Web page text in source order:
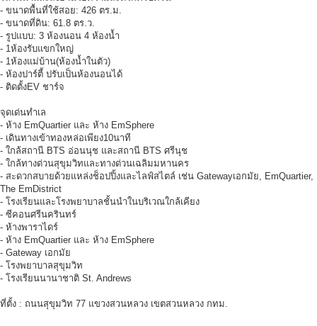
- ขนาดพื้นที่ใช้สอย: 426 ตร.ม.
- ขนาดที่ดิน: 61.8 ตร.ว.
- รูปแบบ: 3 ห้องนอน 4 ห้องน้ำ
- 1ห้องรับแขกใหญ่
- 1ห้องแม่บ้าน(ห้องน้ำในตัว)
- ห้องปาร์ตี้ ปรับเป็นห้องนอนได้
- ติดตั้งEV ชาร์จ
จุดเด่นทำเล
- ห้าง EmQuartier และ ห้าง EmSphere
- เดินทางเข้าทองหล่อเพียง10นาที
- ใกล้สถานี BTS อ่อนนุช และสถานี BTS ศรีนุช
- ใกล้ทางด่วนสุขุมวิทและทางด่วนเฉลิมมหานคร
- สะดวกสบายด้วยแหล่งช็อปปิ้งและไลฟ์สไตล์ เช่น Gatewayเอกมัย, EmQuartier,
The EmDistrict
- โรงเรียนและโรงพยาบาลชั้นนำในบริเวณใกล้เคียง
- ซีคอนศรีนครินทร์
- ห้างพาราไดร์
- ห้าง EmQuartier และ ห้าง EmSphere
- Gateway เอกมัย
- โรงพยาบาลสุขุมวิท
- โรงเรียนนานาชาติ St. Andrews
ที่ตั้ง : ถนนสุขุมวิท 77 แขวงสวนหลวง เขตสวนหลวง กทม.